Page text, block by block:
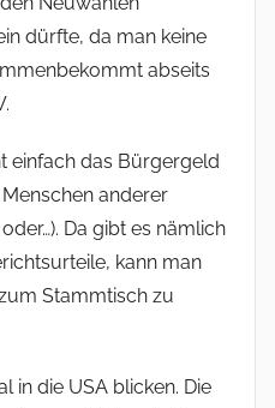
dürfte, da man keine
abseits
einfach das Bürgergeld
anderer
Da gibt es nämlich
kann man
Stammtisch zu
in die USA blicken. Die